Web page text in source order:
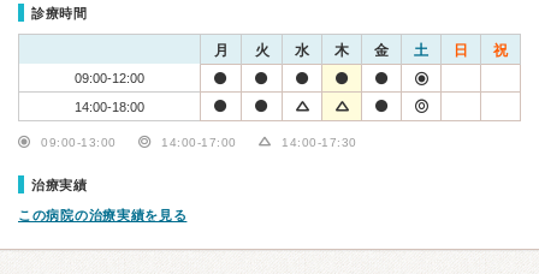
診療時間
月 火 水 木 金 土 日 祝
09:00-12:00
14:00-18:00
09:00-13:00 14:00-17:00 14:00-17:30
治療実績
この病院の治療実績を見る